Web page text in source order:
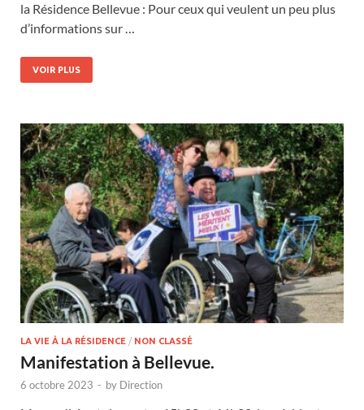
la Résidence Bellevue : Pour ceux qui veulent un peu plus
d’informations sur …
VOIR PLUS
LA VIE À LA RÉSIDENCE / NON CLASSÉ
Manifestation à Bellevue.
6 octobre 2023 - by Direction